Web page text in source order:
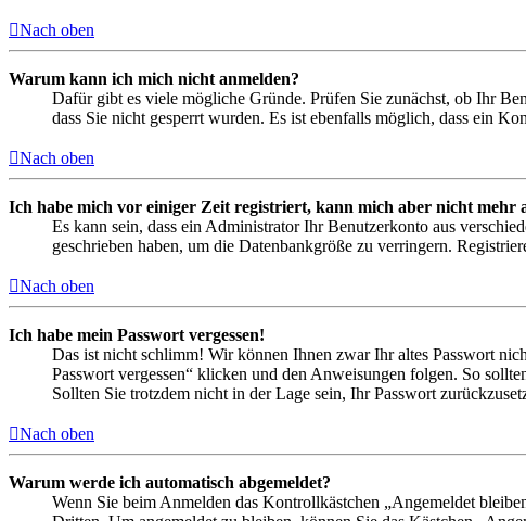
Nach oben
Warum kann ich mich nicht anmelden?
Dafür gibt es viele mögliche Gründe. Prüfen Sie zunächst, ob Ihr
dass Sie nicht gesperrt wurden. Es ist ebenfalls möglich, dass ein
Nach oben
Ich habe mich vor einiger Zeit registriert, kann mich aber nicht mehr
Es kann sein, dass ein Administrator Ihr Benutzerkonto aus
geschrieben haben, um die Datenbankgröße zu verringern.
Nach oben
Ich habe mein Passwort vergessen!
Das ist nicht schlimm! Wir können Ihnen zwar Ihr altes Passwort
Passwort vergessen“ klicken und den Anweisungen folgen. So
Sollten Sie trotzdem nicht in der Lage sein, Ihr Passwort
Nach oben
Warum werde ich automatisch abgemeldet?
Wenn Sie beim Anmelden das Kontrollkästchen „Angemeldet